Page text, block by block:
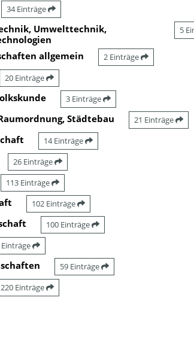
34 Einträge
Umwelttechnik,
5
allgemein 2 Einträge
20 Einträge
3 Einträge
Städtebau 21 Einträge
14 Einträge
26 Einträge
113 Einträge
102 Einträge
100 Einträge
59 Einträge
220 Einträge